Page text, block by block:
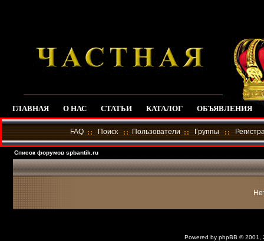
ГЛАВНАЯ О НАС СТАТЬИ КАТАЛОГ ОБЪЯВЛЕНИЯ
FAQ Поиск Пользователи Группы
Список форумов spbantik.ru
Powered by phpBB © 2001,